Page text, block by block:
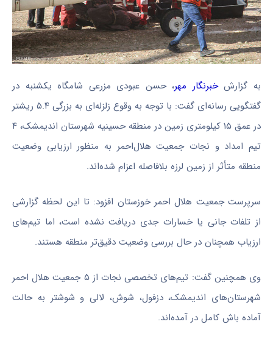
به گزارشخبرنگار مهر، حسن عبودی مزرعی شامگاه یکشنبه در
گفتگویی رسانه‌ای گفت: با توجه به وقوع زلزله‌ای به بزرگی ۵.۴ ریشتر
در عمق ۱۵ کیلومتری زمین در منطقه حسینیه شهرستان اندیمشک، ۴
تیم امداد و نجات جمعیت هلال‌احمر به منظور ارزیابی وضعیت
منطقه متأثر از زمین لرزه بلافاصله اعزام شده‌اند.
سرپرست جمعیت هلال احمر خوزستان افزود: تا این لحظه گزارشی
از تلفات جانی یا خسارات جدی دریافت نشده است، اما تیم‌های
ارزیاب همچنان در حال بررسی وضعیت دقیق‌تر منطقه هستند.
وی همچنین گفت: تیم‌های تخصصی نجات از ۵ جمعیت هلال احمر
شهرستان‌های اندیمشک، دزفول، شوش، لالی و شوشتر به حالت
آماده باش کامل در آمده‌اند.